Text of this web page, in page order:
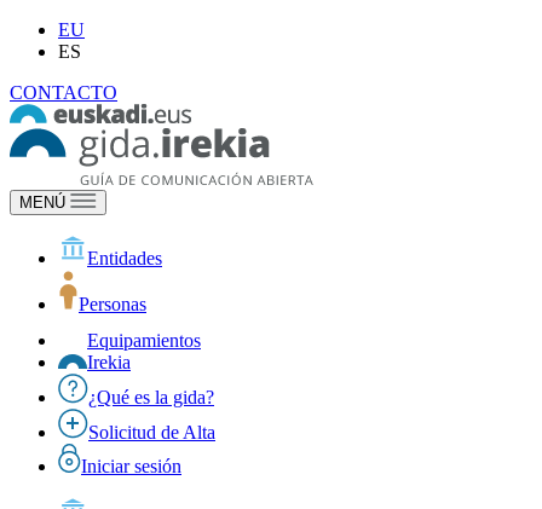
EU
ES
CONTACTO
MENÚ
Entidades
Personas
Equipamientos
Irekia
¿Qué es la gida?
Solicitud de Alta
Iniciar sesión